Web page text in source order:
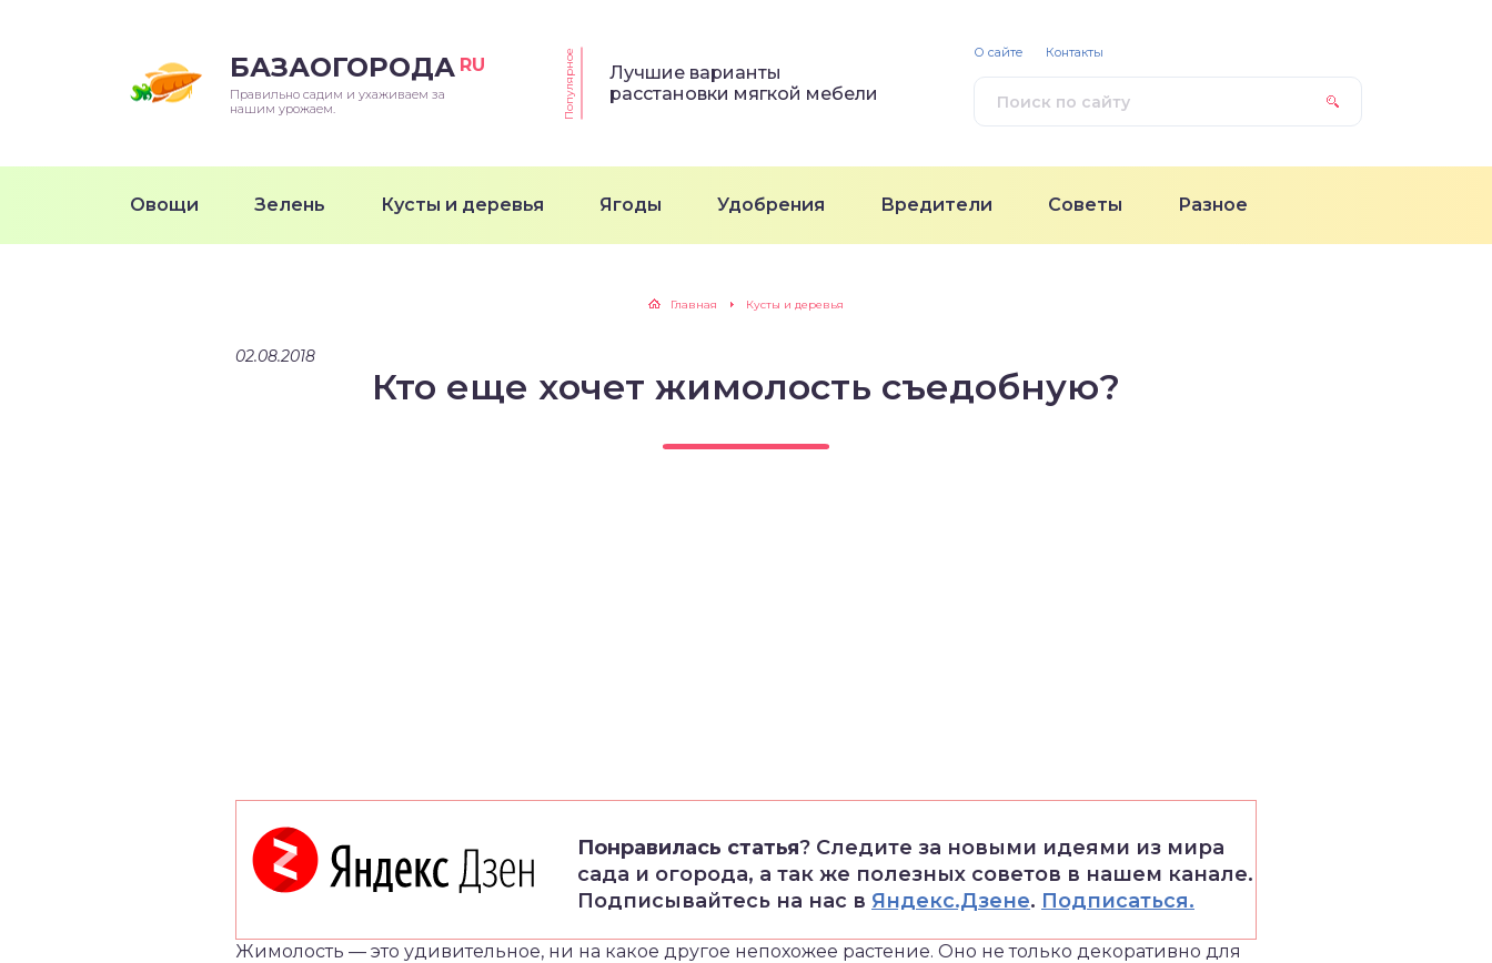
БАЗАОГОРОДА RU
Правильно садим и ухаживаем за
нашим урожаем.
Популярное
Лучшие варианты
расстановки мягкой мебели
Овощи Зелень Кусты и деревья Ягоды Удобрения Вредители Советы Разное
О сайте Контакты
Главная Кусты и деревья
02.08.2018
Кто еще хочет жимолость съедобную?
Понравилась статья? Следите за новыми идеями из мира
сада и огорода, а так же полезных советов в нашем канале.
Подписывайтесь на нас в Яндекс.Дзене. Подписаться.
Жимолость — это удивительное, ни на какое другое непохожее растение. Оно не только декоративно для